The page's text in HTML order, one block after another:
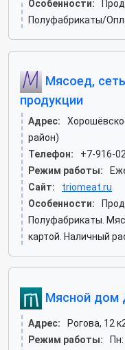
Особенности:
Полуфабрикаты/
Мясоед,
продукции
Адрес:
район)
Телефон:
+7-916-
Режим работы:
Сайт:
triomeat.ru
Особенности:
Полуфабрикаты.
картой. Наличный
Мясной дом
Адрес:
Рогова, 12
Режим работы: